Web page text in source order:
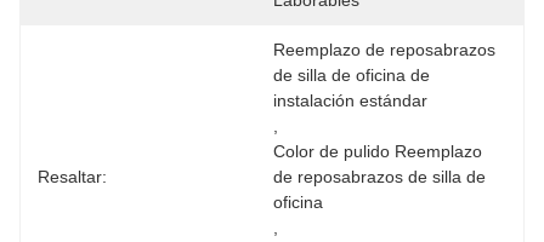
Resaltar:
Reemplazo de reposabrazos
de silla de oficina de
instalación estándar
Color de pulido Reemplazo
de reposabrazos de silla de
oficina